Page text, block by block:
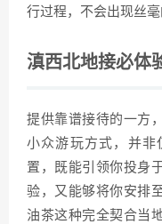
行过程，不会出现丝毫
滇西北地接必体
提供靠谱接待的一方
小众游玩方式，并非
置，既能引领你投身
验，又能够将你安排
油茶这种完全契合当